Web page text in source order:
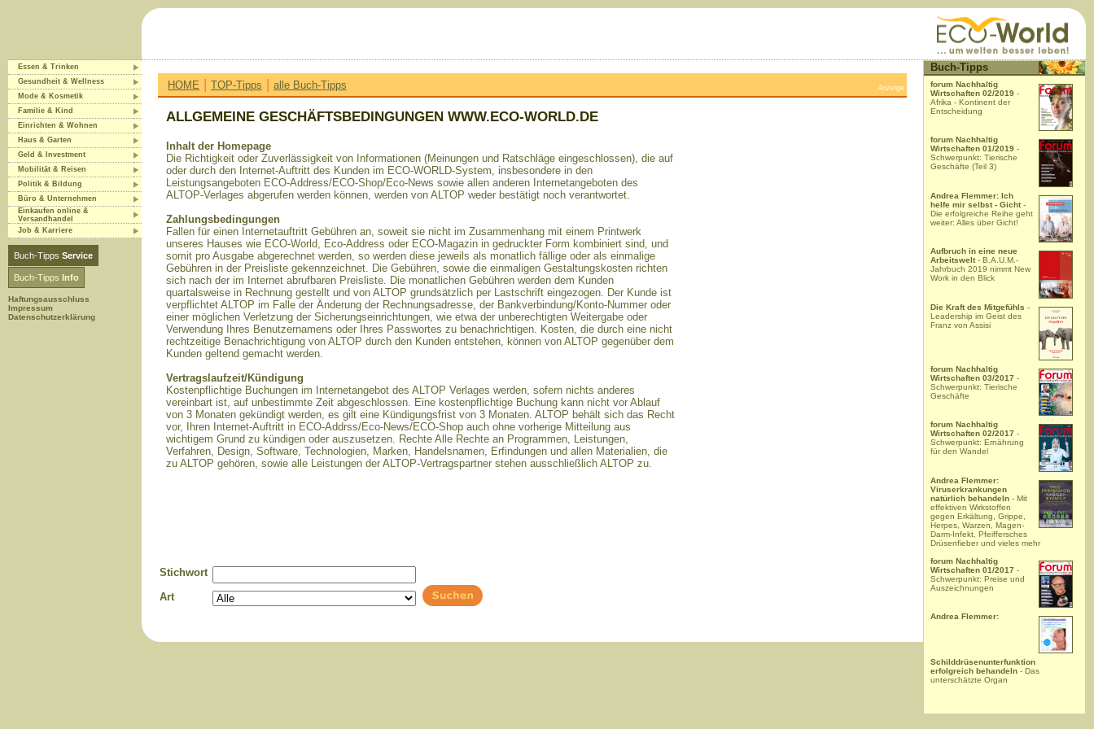
Essen & Trinken
Gesundheit & Wellness
Mode & Kosmetik
Familie & Kind
Einrichten & Wohnen
Haus & Garten
Geld & Investment
Mobilität & Reisen
Politik & Bildung
Büro & Unternehmen
Einkaufen online &
Versandhandel
Job & Karriere
Buch-Tipps Service
Buch-Tipps Info
Haftungsausschluss
Impressum
Datenschutzerklärung
HOME | TOP-Tipps | alle Buch-Tipps Anzeige
ALLGEMEINE GESCHÄFTSBEDINGUNGEN WWW.ECO-WORLD.DE
Inhalt der Homepage
Die Richtigkeit oder Zuverlässigkeit von Informationen (Meinungen und Ratschläge eingeschlossen), die auf
oder durch den Internet-Auftritt des Kunden im ECO-WORLD-System, insbesondere in den
Leistungsangeboten ECO-Address/ECO-Shop/Eco-News sowie allen anderen Internetangeboten des
ALTOP-Verlages abgerufen werden können, werden von ALTOP weder bestätigt noch verantwortet.
Zahlungsbedingungen
Fallen für einen Internetauftritt Gebühren an, soweit sie nicht im Zusammenhang mit einem Printwerk
unseres Hauses wie ECO-World, Eco-Address oder ECO-Magazin in gedruckter Form kombiniert sind, und
somit pro Ausgabe abgerechnet werden, so werden diese jeweils als monatlich fällige oder als einmalige
Gebühren in der Preisliste gekennzeichnet. Die Gebühren, sowie die einmaligen Gestaltungskosten richten
sich nach der im Internet abrufbaren Preisliste. Die monatlichen Gebühren werden dem Kunden
quartalsweise in Rechnung gestellt und von ALTOP grundsätzlich per Lastschrift eingezogen. Der Kunde ist
verpflichtet ALTOP im Falle der Änderung der Rechnungsadresse, der Bankverbindung/Konto-Nummer oder
einer möglichen Verletzung der Sicherungseinrichtungen, wie etwa der unberechtigten Weitergabe oder
Verwendung Ihres Benutzernamens oder Ihres Passwortes zu benachrichtigen. Kosten, die durch eine nicht
rechtzeitige Benachrichtigung von ALTOP durch den Kunden entstehen, können von ALTOP gegenüber dem
Kunden geltend gemacht werden.
Vertragslaufzeit/Kündigung
Kostenpflichtige Buchungen im Internetangebot des ALTOP Verlages werden, sofern nichts anderes
vereinbart ist, auf unbestimmte Zeit abgeschlossen. Eine kostenpflichtige Buchung kann nicht vor Ablauf
von 3 Monaten gekündigt werden, es gilt eine Kündigungsfrist von 3 Monaten. ALTOP behält sich das Recht
vor, Ihren Internet-Auftritt in ECO-Addrss/Eco-News/ECO-Shop auch ohne vorherige Mitteilung aus
wichtigem Grund zu kündigen oder auszusetzen. Rechte Alle Rechte an Programmen, Leistungen,
Verfahren, Design, Software, Technologien, Marken, Handelsnamen, Erfindungen und allen Materialien, die
zu ALTOP gehören, sowie alle Leistungen der ALTOP-Vertragspartner stehen ausschließlich ALTOP zu.
Stichwort
Art
Buch-Tipps
forum Nachhaltig
Wirtschaften 02/2019 -
Afrika - Kontinent der
Entscheidung
forum Nachhaltig
Wirtschaften 01/2019 -
Schwerpunkt: Tierische
Geschäfte (Teil 3)
Andrea Flemmer: Ich
helfe mir selbst - Gicht -
Die erfolgreiche Reihe geht
weiter: Alles über Gicht!
Aufbruch in eine neue
Arbeitswelt - B.A.U.M.-
Jahrbuch 2019 nimmt New
Work in den Blick
Die Kraft des Mitgefühls -
Leadership im Geist des
Franz von Assisi
forum Nachhaltig
Wirtschaften 03/2017 -
Schwerpunkt: Tierische
Geschäfte
forum Nachhaltig
Wirtschaften 02/2017 -
Schwerpunkt: Ernährung
für den Wandel
Andrea Flemmer:
Viruserkrankungen
natürlich behandeln - Mit
effektiven Wirkstoffen
gegen Erkältung, Grippe,
Herpes, Warzen, Magen-
Darm-Infekt, Pfeiffersches
Drüsenfieber und vieles mehr
forum Nachhaltig
Wirtschaften 01/2017 -
Schwerpunkt: Preise und
Auszeichnungen
Andrea Flemmer:
Schilddrüsenunterfunktion
erfolgreich behandeln - Das
unterschätzte Organ